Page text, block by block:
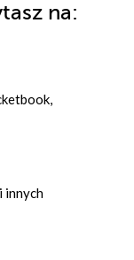
na:
innych